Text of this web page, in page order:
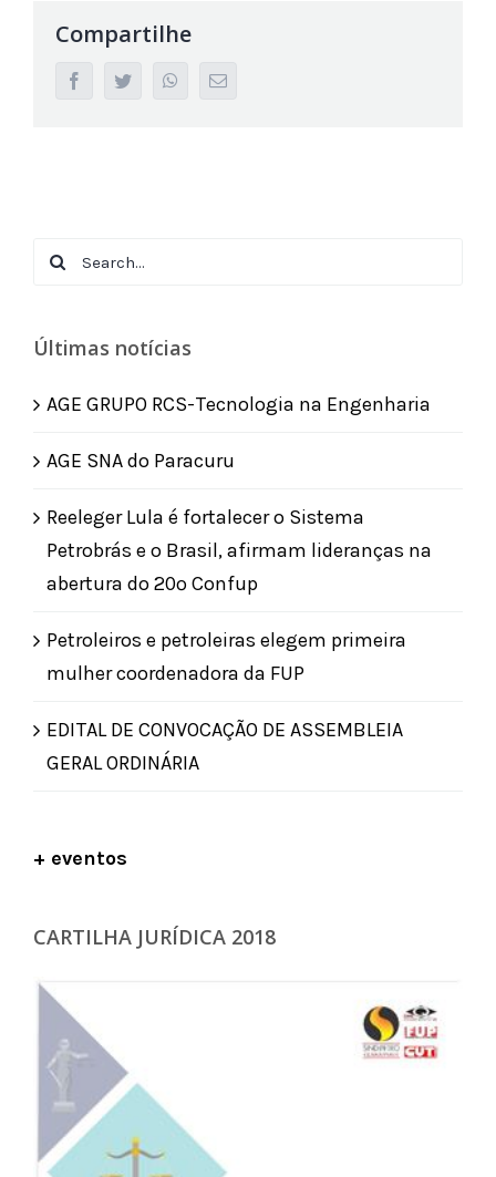
Compartilhe
facebooktwitter whatsappEmail
Search
Últimas notícias
AGE GRUPO RCS-Tecnologia na Engenharia
AGE SNA do Paracuru
Reeleger Lula é fortalecer o Sistema
Petrobrás e o Brasil, afirmam lideranças na
abertura do 20º Confup
Petroleiros e petroleiras elegem primeira
mulher coordenadora da FUP
EDITAL DE CONVOCAÇÃO DE ASSEMBLEIA
GERAL ORDINÁRIA
+ eventos
CARTILHA JURÍDICA 2018